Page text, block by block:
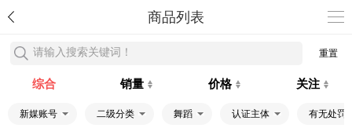
商品列表
请输入搜索关键词！ 重置
综合 销量 价格 关注
新媒账号 二级分类 舞蹈 认证主体 有无处罚